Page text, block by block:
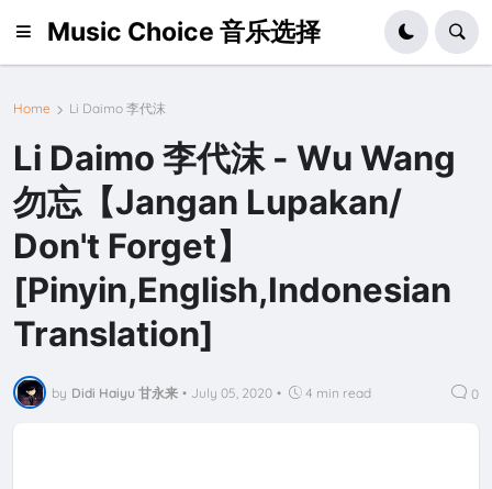
Music Choice 音乐选择
Home Li Daimo 李代沫
Li Daimo 李代沫 - Wu Wang
勿忘【Jangan Lupakan/
Don't Forget】
[Pinyin,English,Indonesian
Translation]
by Didi Haiyu 甘永来 • July 05, 2020 • 4 min read 0